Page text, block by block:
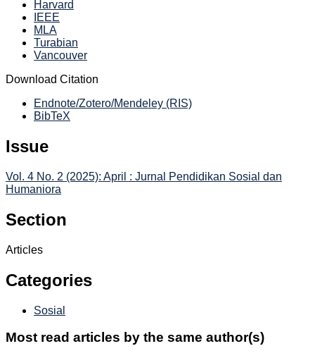
Harvard
IEEE
MLA
Turabian
Vancouver
Download Citation
Endnote/Zotero/Mendeley (RIS)
BibTeX
Issue
Vol. 4 No. 2 (2025): April : Jurnal Pendidikan Sosial dan
Humaniora
Section
Articles
Categories
Sosial
Most read articles by the same author(s)